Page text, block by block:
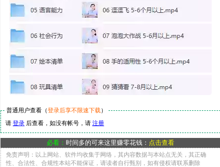
普通用户查看（登录后享不限速下载）
请 登录 后查看，如没有帐号，请 注册
必看： 时间多的可来这里赚零花钱： 点击查看
免责声明：以上网站、软件均收集于网络，其内容数据与本站点无关，其正确
性、合法性、合规性本站不能保证，请读者自行甄别，如有侵权请联系删除